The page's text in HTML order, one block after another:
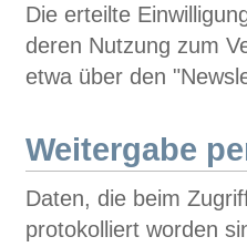
Die erteilte
deren Nutzung zum
etwa über den
Weitergabe
Daten, die beim
protokolliert worden